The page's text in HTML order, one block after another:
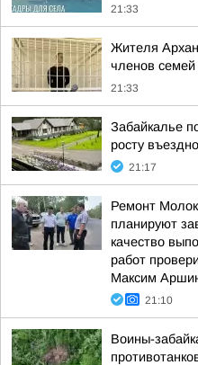
21:33
Жителя
членов
21:33
Забайкалье
росту
21:17
Ремонт
планируют
качество
работ
Максим
21:10
Воины-